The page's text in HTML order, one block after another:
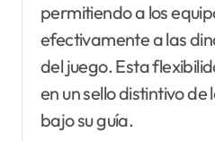
permitiendo a los
efectivamente a las
del juego. Esta
en un sello distintivo de
bajo su guía.